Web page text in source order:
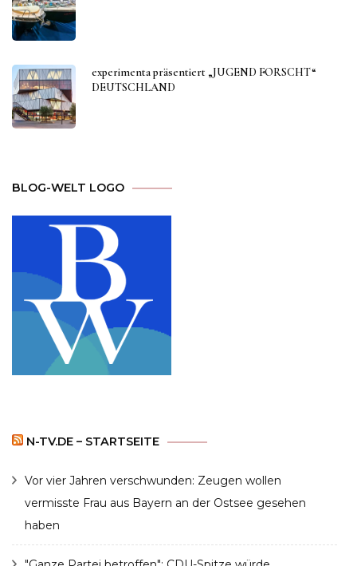
experimenta präsentiert „JUGEND FORSCHT“
DEUTSCHLAND
BLOG-WELT LOGO
N-TV.DE – STARTSEITE
Vor vier Jahren verschwunden: Zeugen wollen
vermisste Frau aus Bayern an der Ostsee gesehen
haben